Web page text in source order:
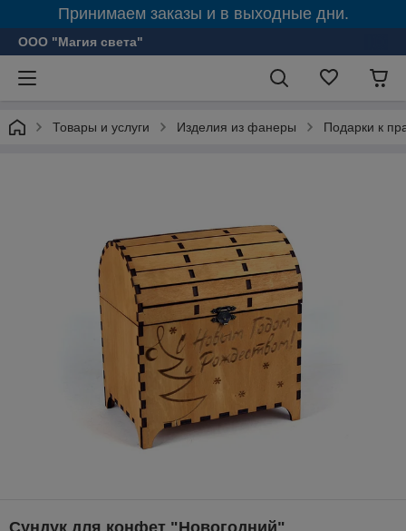
Принимаем заказы и в выходные дни.
ООО "Магия света"
Товары и услуги Изделия из фанеры Подарки к
Сундук для конфет "Новогодний"